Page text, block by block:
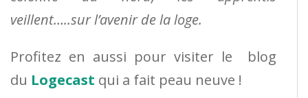
veillent…..sur l’avenir de la loge.
Profitez en aussi pour visiter le blog
du Logecast qui a fait peau neuve !